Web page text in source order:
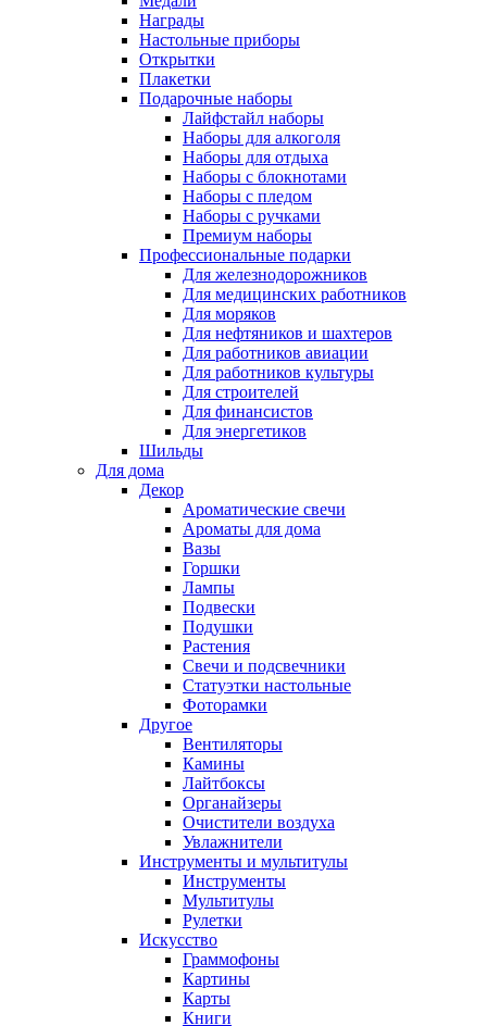
Награды
Настольные приборы
Открытки
Плакетки
Подарочные наборы
Лайфстайл наборы
Наборы для алкоголя
Наборы для отдыха
Наборы с блокнотами
Наборы с пледом
Наборы с ручками
Премиум наборы
Профессиональные подарки
Для железнодорожников
Для медицинских работников
Для моряков
Для нефтяников и шахтеров
Для работников авиации
Для работников культуры
Для строителей
Для финансистов
Для энергетиков
Шильды
Для дома
Декор
Ароматические свечи
Ароматы для дома
Вазы
Горшки
Лампы
Подвески
Подушки
Растения
Свечи и подсвечники
Статуэтки настольные
Фоторамки
Другое
Вентиляторы
Камины
Лайтбоксы
Органайзеры
Очистители воздуха
Увлажнители
Инструменты и мультитулы
Инструменты
Мультитулы
Рулетки
Искусство
Граммофоны
Картины
Карты
Книги